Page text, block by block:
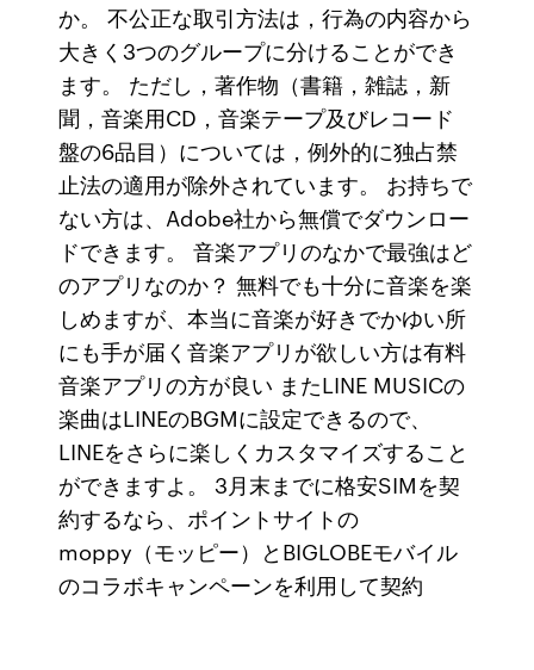
か。 不公正な取引方法は，行為の内容から
大きく3つのグループに分けることができ
ます。 ただし，著作物（書籍，雑誌，新
聞，音楽用CD，音楽テープ及びレコード
盤の6品目）については，例外的に独占禁
止法の適用が除外されています。 お持ちで
ない方は、Adobe社から無償でダウンロー
ドできます。 音楽アプリのなかで最強はど
のアプリなのか？ 無料でも十分に音楽を楽
しめますが、本当に音楽が好きでかゆい所
にも手が届く音楽アプリが欲しい方は有料
音楽アプリの方が良い またLINE MUSICの
楽曲はLINEのBGMに設定できるので、
LINEをさらに楽しくカスタマイズすること
ができますよ。 3月末までに格安SIMを契
約するなら、ポイントサイトの
moppy（モッピー）とBIGLOBEモバイル
のコラボキャンペーンを利用して契約